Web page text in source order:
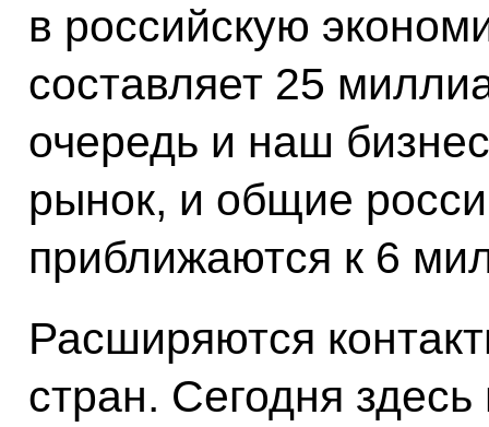
в российскую
составляет 25
очередь и наш
рынок, и общие
приближаются к 6
Расширяются
стран. Сегодня здесь